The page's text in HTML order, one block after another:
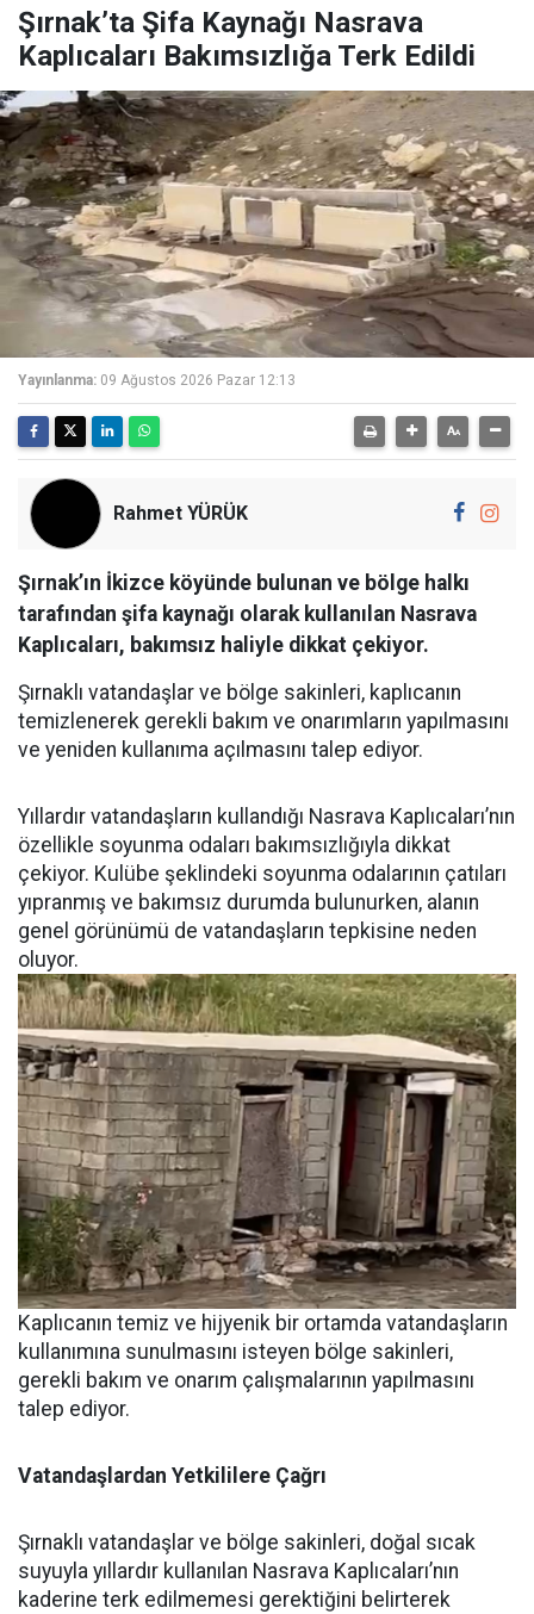
Şırnak’ta Şifa Kaynağı Nasrava
Kaplıcaları Bakımsızlığa Terk Edildi
Yayınlanma: 09 Ağustos 2026 Pazar 12:13
Rahmet YÜRÜK
Şırnak’ın İkizce köyünde bulunan ve bölge halkı
tarafından şifa kaynağı olarak kullanılan Nasrava
Kaplıcaları, bakımsız haliyle dikkat çekiyor.
Şırnaklı vatandaşlar ve bölge sakinleri, kaplıcanın
temizlenerek gerekli bakım ve onarımların yapılmasını
ve yeniden kullanıma açılmasını talep ediyor.
Yıllardır vatandaşların kullandığı Nasrava Kaplıcaları’nın
özellikle soyunma odaları bakımsızlığıyla dikkat
çekiyor. Kulübe şeklindeki soyunma odalarının çatıları
yıpranmış ve bakımsız durumda bulunurken, alanın
genel görünümü de vatandaşların tepkisine neden
oluyor.
Kaplıcanın temiz ve hijyenik bir ortamda vatandaşların
kullanımına sunulmasını isteyen bölge sakinleri,
gerekli bakım ve onarım çalışmalarının yapılmasını
talep ediyor.
Vatandaşlardan Yetkililere Çağrı
Şırnaklı vatandaşlar ve bölge sakinleri, doğal sıcak
suyuyla yıllardır kullanılan Nasrava Kaplıcaları’nın
kaderine terk edilmemesi gerektiğini belirterek